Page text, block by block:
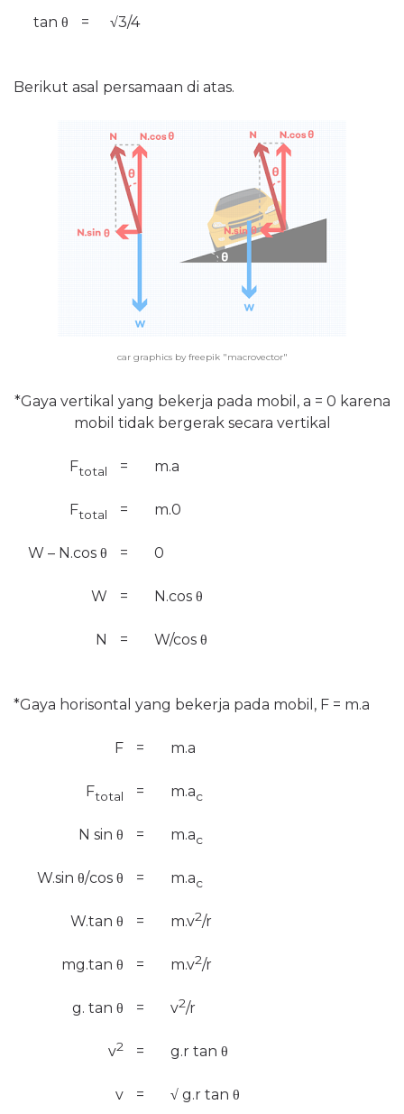
tan θ = √3/4
Berikut asal persamaan di atas.
car graphics by freepik "macrovector"
*Gaya vertikal yang bekerja pada mobil, a = 0 karena
mobil tidak bergerak secara vertikal
Ftotal = m.a
Ftotal = m.0
W – N.cosθ = 0
W = N.cos θ
N = W/cos θ
*Gaya horisontal yang bekerja pada mobil, F = m.a
F = m.a
Ftotal = m.ac
N sin θ = m.ac
W.sin θ/cosθ = m.ac
W.tan θ = m.v2/r
mg.tan θ = m.v2/r
g. tan θ = v2/r
v2 = g.r tan θ
v = √ g.r tan θ